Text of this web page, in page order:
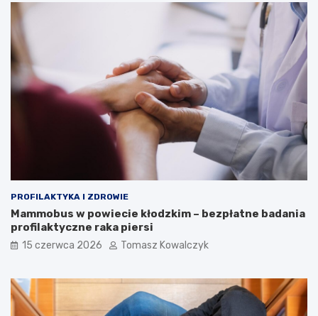
PROFILAKTYKA I ZDROWIE
Mammobus w powiecie kłodzkim – bezpłatne badania
profilaktyczne raka piersi
15 czerwca 2026 Tomasz Kowalczyk